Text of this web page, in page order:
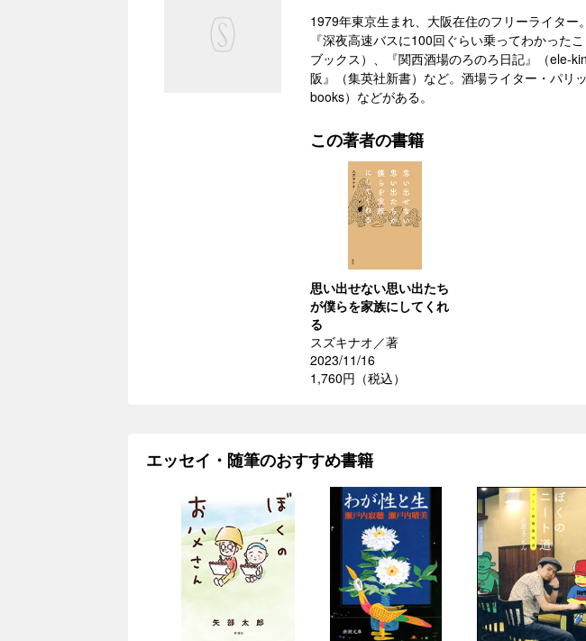
1979年東京生まれ、大阪在住のフリーライタ
『深夜高速バスに100回ぐらい乗ってわかった
ブックス）、『関西酒場のろのろ日記』（ele-
阪』（集英社新書）など。酒場ライター・パリ
books）などがある。
この著者の書籍
思い出せない思い出たち
が僕らを家族にしてくれ
る
スズキナオ／著
2023/11/16
1,760円（税込）
エッセイ・随筆のおすすめ書籍